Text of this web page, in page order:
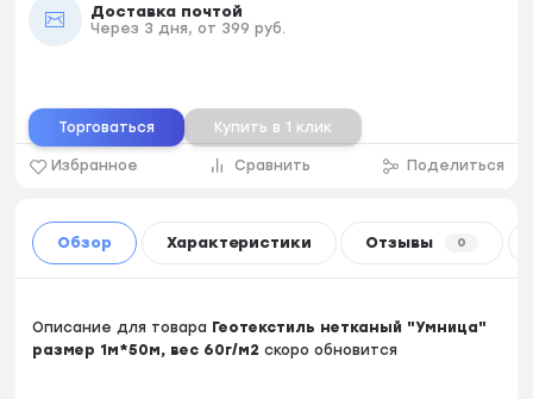
Доставка почтой
Через 3 дня, от 399 руб.
Избранное Сравнить Поделиться
Торговаться Купить в 1 клик
Обзор Характеристики Отзывы 0
Описание для товара Геотекстиль нетканый "Умница"
размер 1м*50м, вес 60г/м2 скоро обновится